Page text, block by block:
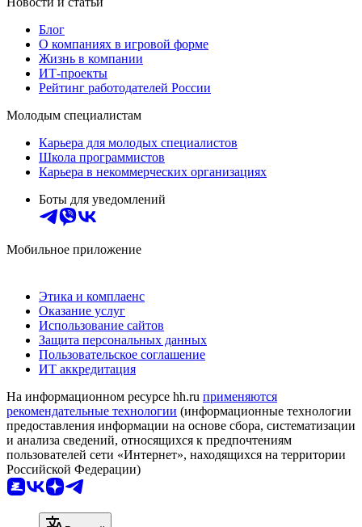
Блог
О компаниях в игровой форме
Жизнь в компании
ИТ-проекты
Рейтинг работодателей России
Молодым специалистам
Карьера для молодых специалистов
Школа программистов
Карьера в некоммерческих организациях
Боты для уведомлений
Мобильное приложение
Этика и комплаенс
Оказание услуг
Использование сайтов
Защита персональных данных
Пользовательское соглашение
ИТ аккредитация
На информационном ресурсе hh.ru применяются
рекомендательные технологии (информационные технологии
предоставления информации на основе сбора, систематизации
и анализа сведений, относящихся к предпочтениям
пользователей сети «Интернет», находящихся на территории
Российской Федерации)